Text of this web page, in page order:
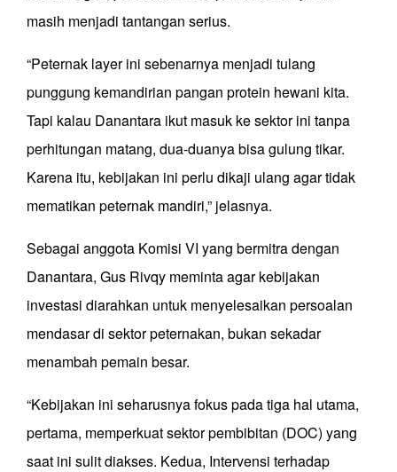
masih menjadi tantangan serius.
“Peternak layer ini sebenarnya menjadi tulang
punggung kemandirian pangan protein hewani kita.
Tapi kalau Danantara ikut masuk ke sektor ini tanpa
perhitungan matang, dua-duanya bisa gulung tikar.
Karena itu, kebijakan ini perlu dikaji ulang agar tidak
mematikan peternak mandiri,” jelasnya.
Sebagai anggota Komisi VI yang bermitra dengan
Danantara, Gus Rivqy meminta agar kebijakan
investasi diarahkan untuk menyelesaikan persoalan
mendasar di sektor peternakan, bukan sekadar
menambah pemain besar.
“Kebijakan ini seharusnya fokus pada tiga hal utama,
pertama, memperkuat sektor pembibitan (DOC) yang
saat ini sulit diakses. Kedua, Intervensi terhadap